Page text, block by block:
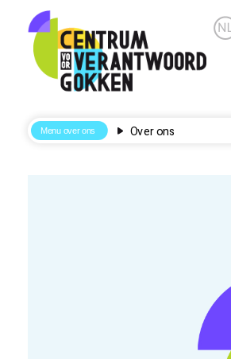
Over ons